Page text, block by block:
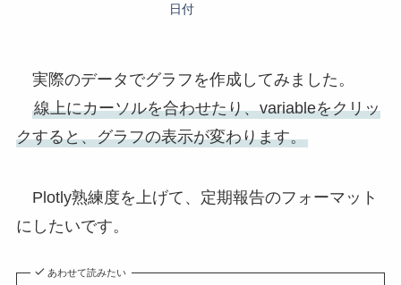
日付
実際のデータでグラフを作成してみました。
線上にカーソルを合わせたり、variableをクリッ
クすると、グラフの表示が変わります。
Plotly熟練度を上げて、定期報告のフォーマット
にしたいです。
あわせて読みたい